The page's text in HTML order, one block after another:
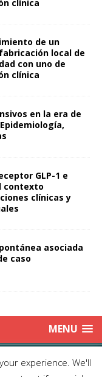
clínica
de un
local de
con uno de
clínica
en la era de
GLP-1 e
contexto
clínicas y
asociada
caso
MENU
Sociedad de Médicos
Editorial Iku
experience. We'll